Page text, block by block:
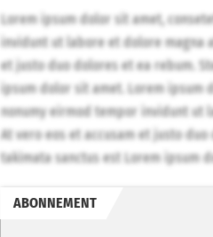
Lorem ipsum dolor sit amet,
invidunt ut labore et dolore magna
et justo duo dolores et ea rebum.
ipsum dolor sit amet. Lorem ipsum
nonumy eirmod tempor invidunt ut
At vero eos et accusam et justo
takimata sanctus est Lorem ipsum
ABONNEMENT